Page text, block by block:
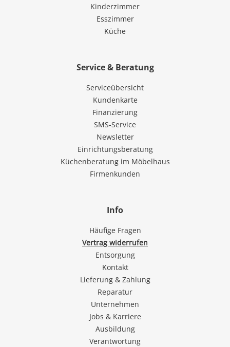
Kinderzimmer
Esszimmer
Küche
Service & Beratung
Serviceübersicht
Kundenkarte
Finanzierung
SMS-Service
Newsletter
Einrichtungsberatung
Küchenberatung im Möbelhaus
Firmenkunden
Info
Häufige Fragen
Vertrag widerrufen
Entsorgung
Kontakt
Lieferung & Zahlung
Reparatur
Unternehmen
Jobs & Karriere
Ausbildung
Verantwortung